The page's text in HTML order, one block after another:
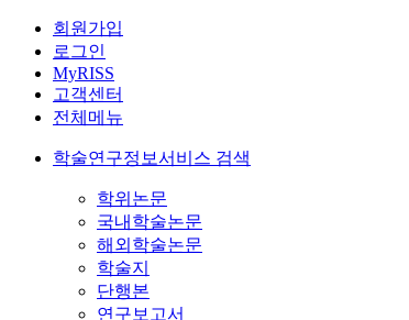
회원가입
로그인
MyRISS
고객센터
전체메뉴
학술연구정보서비스 검색
학위논문
국내학술논문
해외학술논문
학술지
단행본
연구보고서